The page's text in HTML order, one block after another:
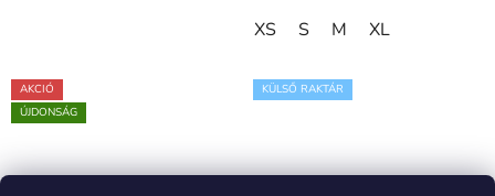
XS S M XL
AKCIÓ
ÚJDONSÁG
KÜLSŐ RAKTÁR